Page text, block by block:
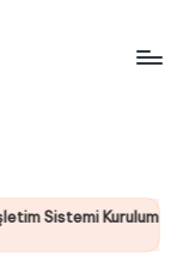
Server
19